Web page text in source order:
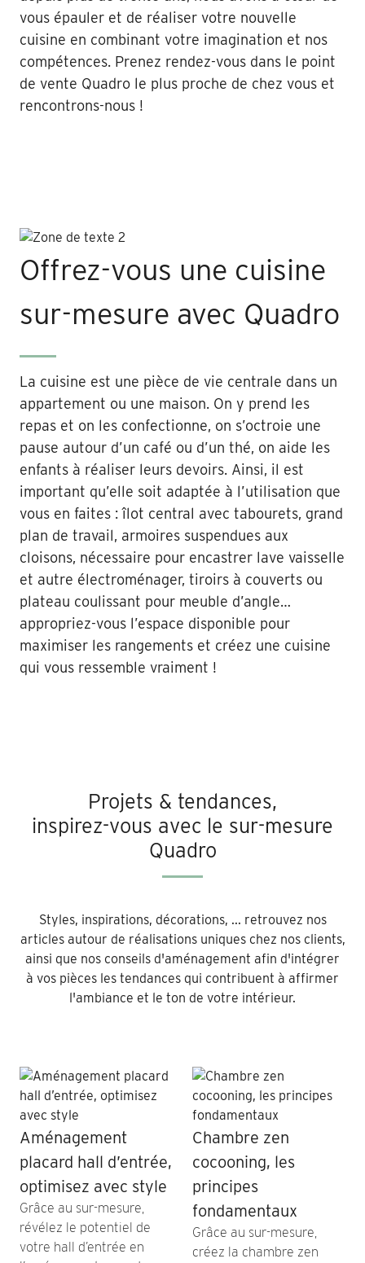
vous épauler et de réaliser votre nouvelle
cuisine en combinant votre imagination et nos
compétences. Prenez rendez-vous dans le point
de vente Quadro le plus proche de chez vous et
rencontrons-nous !
Offrez-vous une cuisine
sur-mesure avec Quadro
La cuisine est une pièce de vie centrale dans un
appartement ou une maison. On y prend les
repas et on les confectionne, on s’octroie une
pause autour d’un café ou d’un thé, on aide les
enfants à réaliser leurs devoirs. Ainsi, il est
important qu’elle soit adaptée à l’utilisation que
vous en faites : îlot central avec tabourets, grand
plan de travail, armoires suspendues aux
cloisons, nécessaire pour encastrer lave vaisselle
et autre électroménager, tiroirs à couverts ou
plateau coulissant pour meuble d’angle…
appropriez-vous l’espace disponible pour
maximiser les rangements et créez une cuisine
qui vous ressemble vraiment !
Projets & tendances,
inspirez-vous avec le sur-mesure
Quadro
Styles, inspirations, décorations, ... retrouvez nos
articles autour de réalisations uniques chez nos clients,
ainsi que nos conseils d'aménagement afin d'intégrer
à vos pièces les tendances qui contribuent à affirmer
l'ambiance et le ton de votre intérieur.
Aménagement
placard hall d’entrée,
optimisez avec style
Grâce au sur-mesure,
révélez le potentiel de
votre hall d’entrée en
Chambre zen
cocooning, les
principes
fondamentaux
Grâce au sur-mesure,
créez la chambre zen